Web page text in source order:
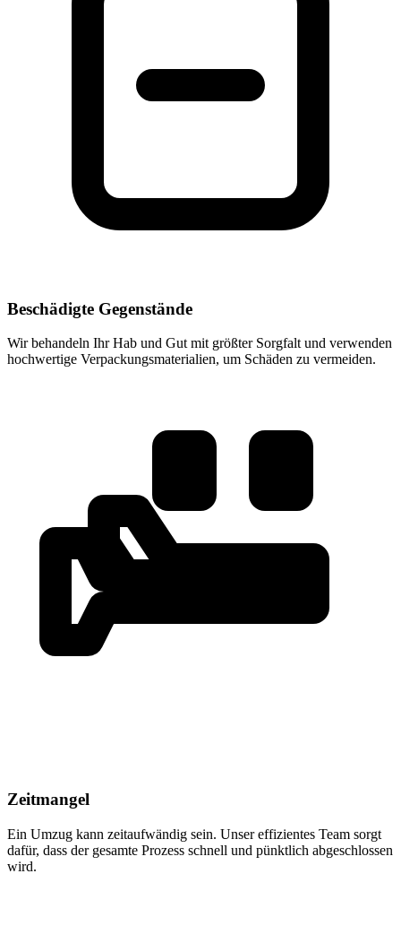
Beschädigte Gegenstände
Wir behandeln Ihr Hab und Gut mit größter Sorgfalt und verwenden
hochwertige Verpackungsmaterialien, um Schäden zu vermeiden.
Zeitmangel
Ein Umzug kann zeitaufwändig sein. Unser effizientes Team sorgt
dafür, dass der gesamte Prozess schnell und pünktlich abgeschlossen
wird.